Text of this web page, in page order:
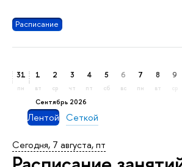
Расписание
31
пн
сентябрь 2026
1
вт
2
ср
3
чт
4
пт
5
сб
6
вс
7
пн
8
вт
9
Лентой Сеткой
Сегодня, 7 августа, пт